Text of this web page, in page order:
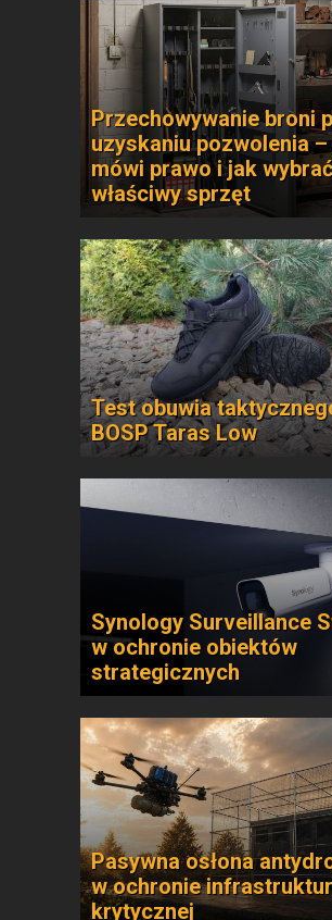
Przechowywanie broni
uzyskaniu pozwolenia
mówi prawo i jak wybrać
właściwy sprzęt
Test obuwia
BOSP Taras Low
Synology Surveillance
w ochronie obiektów
strategicznych
Pasywna osłona
w ochronie
krytycznej